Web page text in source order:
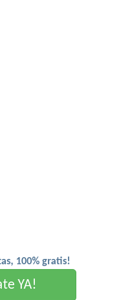
100% gratis!
YA!